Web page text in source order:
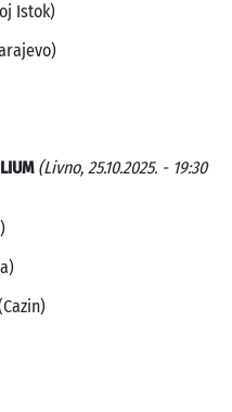
Istok)
(Livno, 25.10.2025. - 19:30